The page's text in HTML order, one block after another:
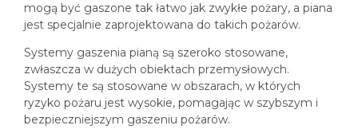
mogą być gaszone tak łatwo jak zwykłe pożary, a piana
jest specjalnie zaprojektowana do takich pożarów.
Systemy gaszenia pianą są szeroko stosowane,
zwłaszcza w dużych obiektach przemysłowych.
Systemy te są stosowane w obszarach, w których
ryzyko pożaru jest wysokie, pomagając w szybszym i
bezpieczniejszym gaszeniu pożarów.